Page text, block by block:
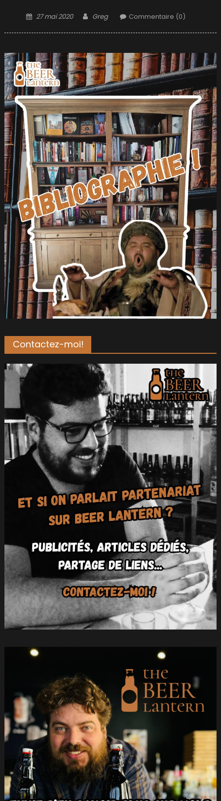
Posted
27 mai 2020 Author
Greg Commentaire (0)
Contactez-moi!